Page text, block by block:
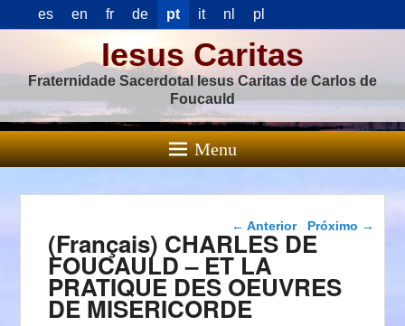
es en fr de pt it nl pl
Iesus Caritas
Fraternidade Sacerdotal Iesus Caritas de Carlos de
Foucauld
Menu
Navegação das
postagens
← Anterior Próximo →
(Français) CHARLES DE
FOUCAULD – ET LA
PRATIQUE DES OEUVRES
DE MISERICORDE